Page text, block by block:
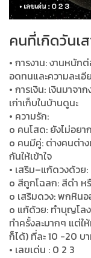
คนที่เกิดวันเ
• การงาน: งานหนัก
อดทนและความละเอี
• การเงิน: เงินมาจ
เก่าเก็บในบ้านดูนะ
• ความรัก:
o คนโสด: ยังไม่อย
o คนมีคู่: ต่างคนต่า
กันให้เข้าใจ
• เสริม–แก้ดวงด้วย:
o สีถูกโฉลก: สีดำ ห
o เสริมดวง: พกหิน
o แก้ด้วย: ทำบุญโล
ทำครั้งละมากๆ แต่ใ
ก็ได้) ที่ละ 10 -20 บ
• เลขเด่น : 0 2 3